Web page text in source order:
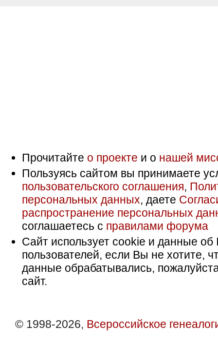
Прочитайте о проекте и о нашей
Пользуясь сайтом вы принимаете
пользовательского соглашения,
персональных данных, даете
распространение персональных
соглашаетесь с правилами форума
Сайт использует cookie и данные об
пользователей, если Вы не хотите,
данные обрабатывались,
сайт.
© 1998-2026, Всероссийское